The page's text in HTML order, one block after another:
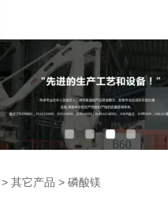
>其它产品 >磷酸镁